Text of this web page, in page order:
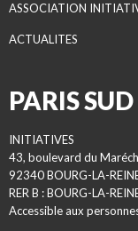
ASSOCIATION
ACTUALITES
PARIS SUD
INITIATIVES
43, boulevard du
92340 BOURG-LA-
RER B : BOURG-LA-
Accessible aux